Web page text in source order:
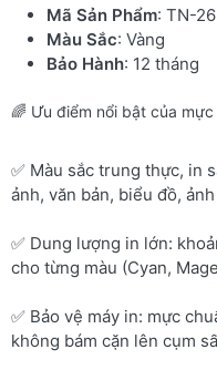
Mã Sản Phẩm: TN-
Màu Sắc: Vàng
Bảo Hành: 12 tháng
🌈 Ưu điểm nổi bật của
✅ Màu sắc trung thực, in
ảnh, văn bản, biểu đồ,
✅ Dung lượng in lớn:
cho từng màu (Cyan,
✅ Bảo vệ máy in: mực
không bám cặn lên cụm